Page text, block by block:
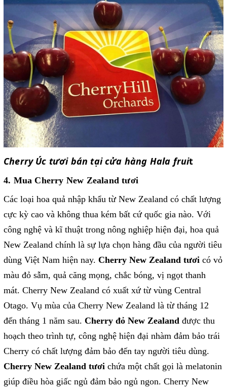
Cherry Úc tươi bán tại cửa hàng Hala fruit
4. Mua Cherry New Zealand tươi
Các loại hoa quả nhập khẩu từ New Zealand có chất lượng
cực kỳ cao và không thua kém bất cứ quốc gia nào. Với
công nghệ và kĩ thuật trong nông nghiệp hiện đại, hoa quả
New Zealand chính là sự lựa chọn hàng đầu của người tiêu
dùng Việt Nam hiện nay. Cherry New Zealand tươi có vỏ
màu đỏ sẫm, quả căng mọng, chắc bóng, vị ngọt thanh
mát. Cherry New Zealand có xuất xứ từ vùng Central
Otago. Vụ mùa của Cherry New Zealand là từ tháng 12
đến tháng 1 năm sau. Cherry đỏ New Zealand được thu
hoạch theo trình tự, công nghệ hiện đại nhàm đảm bảo trái
Cherry có chất lượng đảm bảo đến tay người tiêu dùng.
Cherry New Zealand tươi chứa một chất gọi là melatonin
giúp điều hòa giấc ngủ đảm bảo ngủ ngon. Cherry New